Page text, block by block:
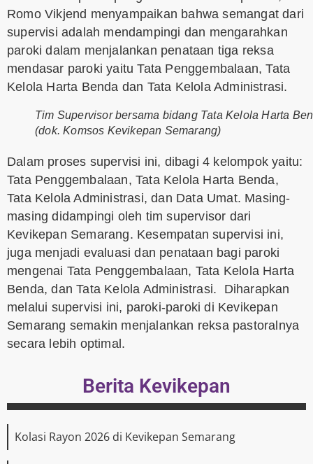
Romo Vikjend menyampaikan bahwa semangat dari
supervisi adalah mendampingi dan mengarahkan
paroki dalam menjalankan penataan tiga reksa
mendasar paroki yaitu Tata Penggembalaan, Tata
Kelola Harta Benda dan Tata Kelola Administrasi.
Tim Supervisor bersama bidang Tata Kelola Harta
(dok. Komsos Kevikepan Semarang)
Dalam proses supervisi ini, dibagi 4 kelompok yaitu:
Tata Penggembalaan, Tata Kelola Harta Benda,
Tata Kelola Administrasi, dan Data Umat. Masing-
masing didampingi oleh tim supervisor dari
Kevikepan Semarang. Kesempatan supervisi ini,
juga menjadi evaluasi dan penataan bagi paroki
mengenai Tata Penggembalaan, Tata Kelola Harta
Benda, dan Tata Kelola Administrasi. Diharapkan
melalui supervisi ini, paroki-paroki di Kevikepan
Semarang semakin menjalankan reksa pastoralnya
secara lebih optimal.
Berita Kevikepan
Kolasi Rayon 2026 di Kevikepan Semarang